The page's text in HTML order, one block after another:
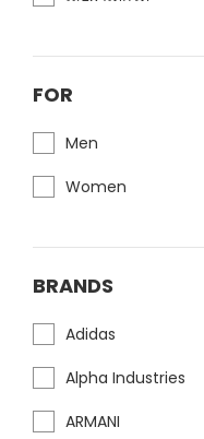
FOR
Men
Women
BRANDS
Adidas
Alpha Industries
ARMANI